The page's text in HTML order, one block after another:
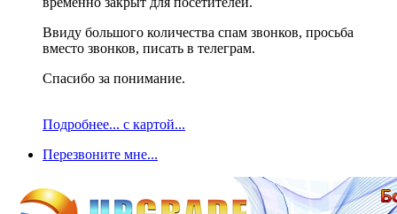
Ввиду большого количества спам звонков, просьба
вместо звонков, писать в телеграм.
Спасибо за понимание.
Подробнее... с картой...
Перезвоните мне...